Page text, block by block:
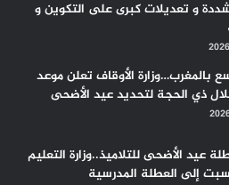
و تعديلات كبرى على التكوين و
بالمغرب…وزارة الأوقاف تعلن موعد
ذي الحجة لتحديد عيد الأضحى
عيد الأضحى للتلاميذ..وزارة التعليم
إلى العطلة المدرسية